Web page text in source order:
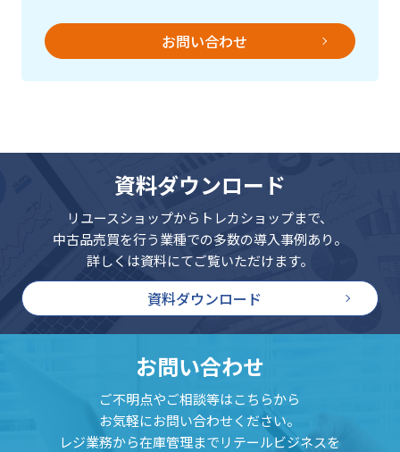
お問い合わせ
資料ダウンロード
リユースショップからトレカショップまで、
中古品売買を行う業種での多数の導入事例あり。
詳しくは資料にてご覧いただけます。
資料ダウンロード
お問い合わせ
ご不明点やご相談等はこちらから
お気軽にお問い合わせください。
レジ業務から在庫管理までリテールビジネスを